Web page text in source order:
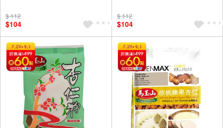
$ 112
$104
$ 112
$104